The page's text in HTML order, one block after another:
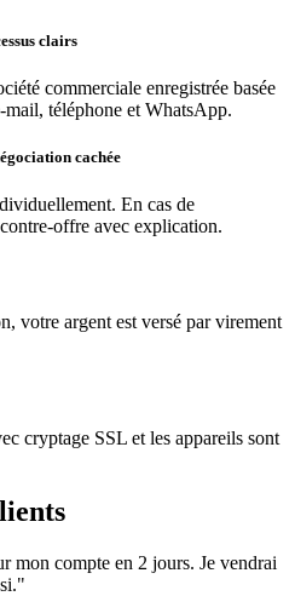
clairs
commerciale enregistrée basée
téléphone et WhatsApp.
cachée
En cas de
offre avec explication.
votre argent est versé par virement
cryptage SSL et les appareils sont
mon compte en 2 jours. Je vendrai